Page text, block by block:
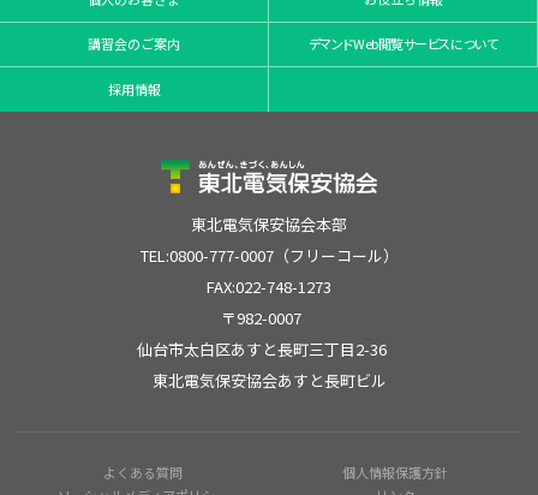
講習会のご案内 デマンドWeb閲覧サービスについて
採用情報
東北電気保安協会本部
TEL:0800-777-0007（フリーコール）
FAX:022-748-1273
〒982-0007
仙台市太白区あすと長町三丁目2-36
東北電気保安協会あすと長町ビル
よくある質問
個人情報保護方針